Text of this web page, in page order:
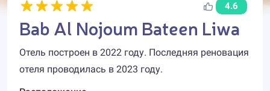
4.6
Bab Al Nojoum Bateen Liwa
Отель построен в 2022 году. Последняя реновация
отеля проводилась в 2023 году.